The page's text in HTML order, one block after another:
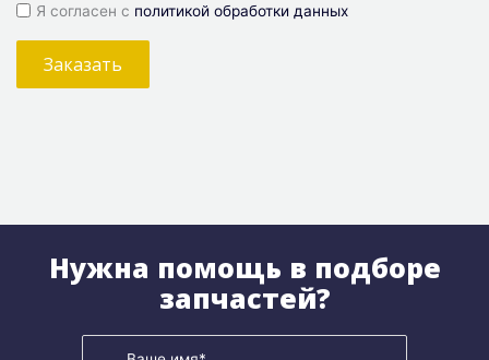
Я согласен с политикой обработки данных
Заказать
Нужна помощь в подборе
запчастей?